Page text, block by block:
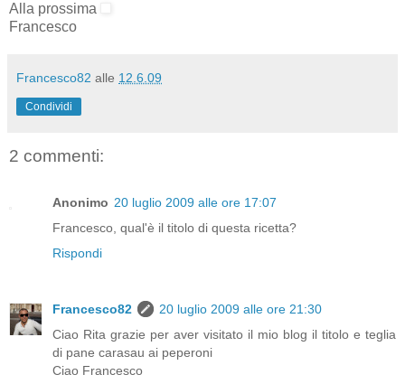
Alla prossima
Francesco
Francesco82 alle 12.6.09
Condividi
2 commenti:
Anonimo 20 luglio 2009 alle ore 17:07
Francesco, qual'è il titolo di questa ricetta?
Rispondi
Francesco82
20 luglio 2009 alle ore 21:30
Ciao Rita grazie per aver visitato il mio blog il titolo e teglia
di pane carasau ai peperoni
Ciao Francesco